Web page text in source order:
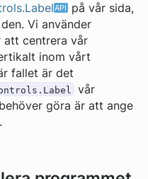
på vår sida,
Vi använder
att centrera vår
inom vårt
fallet är det
vår
göra är att ange
.